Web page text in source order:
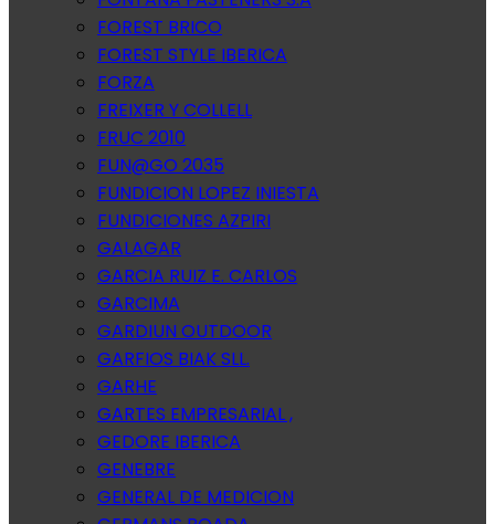
FOREST BRICO
FOREST STYLE IBERICA
FORZA
FREIXER Y COLLELL
FRUC 2010
FUN@GO 2035
FUNDICION LOPEZ INIESTA
FUNDICIONES AZPIRI
GALAGAR
GARCIA RUIZ E. CARLOS
GARCIMA
GARDIUN OUTDOOR
GARFIOS BIAK SLL.
GARHE
GARTES EMPRESARIAL ,
GEDORE IBERICA
GENEBRE
GENERAL DE MEDICION